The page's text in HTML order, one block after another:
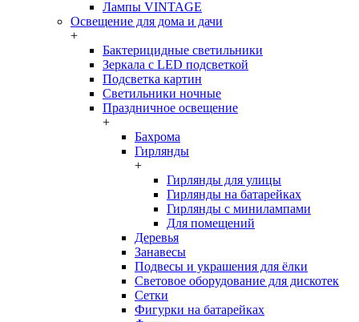
Лампы VINTAGE
Освещение для дома и дачи
+
Бактерицидные светильники
Зеркала с LED подсветкой
Подсветка картин
Светильники ночные
Праздничное освещение
+
Бахрома
Гирлянды
+
Гирлянды для улицы
Гирлянды на батарейках
Гирлянды с минилампами
Для помещений
Деревья
Занавесы
Подвесы и украшения для ёлки
Световое оборудование для дискотек
Сетки
Фигурки на батарейках